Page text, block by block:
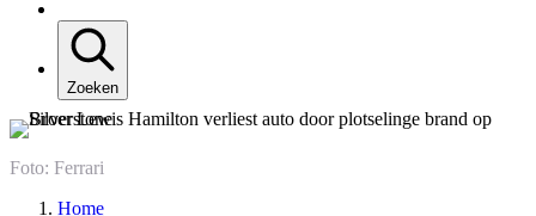
Zoeken
Foto: Ferrari
Home